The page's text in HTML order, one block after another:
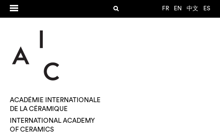
FR EN 中文 ES
ACADÉMIE INTERNATIONALE
DE LA CÉRAMIQUE
INTERNATIONAL ACADEMY
OF CERAMICS